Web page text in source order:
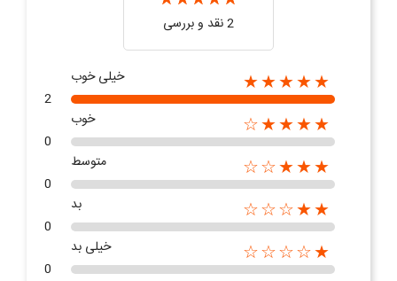
2 نقد و بررسی‌‌
★★★★★
خیلی خوب
2
★★★★☆
خوب
0
★★★☆☆
متوسط
0
★★☆☆☆
بد
0
★☆☆☆☆
خیلی بد
0